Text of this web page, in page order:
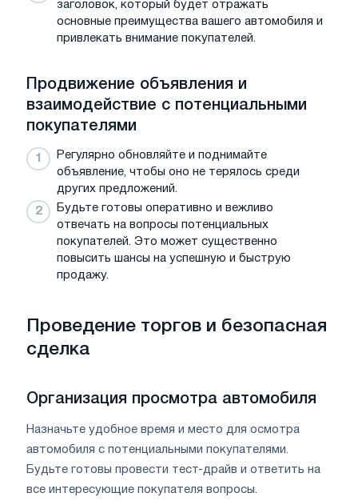
заголовок, который будет отражать
основные преимущества вашего автомобиля и
привлекать внимание покупателей.
Продвижение объявления и
взаимодействие с потенциальными
покупателями
Регулярно обновляйте и поднимайте
объявление, чтобы оно не терялось среди
других предложений.
Будьте готовы оперативно и вежливо
отвечать на вопросы потенциальных
покупателей. Это может существенно
повысить шансы на успешную и быструю
продажу.
Проведение торгов и безопасная
сделка
Организация просмотра автомобиля
Назначьте удобное время и место для осмотра
автомобиля с потенциальными покупателями.
Будьте готовы провести тест-драйв и ответить на
все интересующие покупателя вопросы.